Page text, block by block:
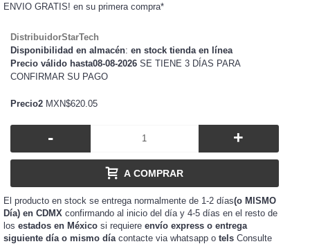
ENVIO GRATIS! en su primera compra*
DistribuidorStarTech
Disponibilidad en almacén: en stock tienda en línea
Precio válido hasta08-08-2026 SE TIENE 3 DÍAS PARA
CONFIRMAR SU PAGO
Precio2 MXN$620.05
- +
A COMPRAR
El producto en stock se entrega normalmente de 1-2 días(o MISMO
Día) en CDMX confirmando al inicio del día y 4-5 días en el resto de
los estados en México si requiere envío express o entrega
siguiente día o mismo día contacte via whatsapp o tels Consulte